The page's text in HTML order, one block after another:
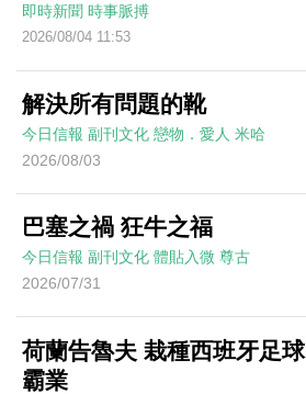
即時新聞 時事脈搏
2026/08/04 11:53
解決所有問題的靴
今日信報 副刊文化 戀物．愛人 米哈
2026/08/03
巴塞之禍 狂牛之福
今日信報 副刊文化 體貼入微 尊古
2026/07/31
荷蘭告魯夫 栽種西班牙足球
霸業